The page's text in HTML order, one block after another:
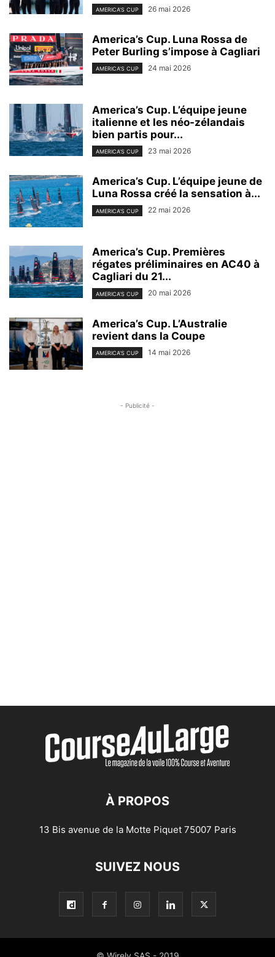
AMERICA'S CUP 26 mai 2026
America’s Cup. Luna Rossa de
Peter Burling s’impose à Cagliari
AMERICA'S CUP 24 mai 2026
America’s Cup. L’équipe jeune
italienne et les néo-zélandais
bien partis pour...
AMERICA'S CUP 23 mai 2026
America’s Cup. L’équipe jeune de
Luna Rossa créé la sensation à...
AMERICA'S CUP 22 mai 2026
America’s Cup. Premières
régates préliminaires en AC40 à
Cagliari du 21...
AMERICA'S CUP 20 mai 2026
America’s Cup. L’Australie
revient dans la Coupe
AMERICA'S CUP 14 mai 2026
- Publicité -
À PROPOS
13 Bis avenue de la Motte Piquet 75007 Paris
SUIVEZ NOUS